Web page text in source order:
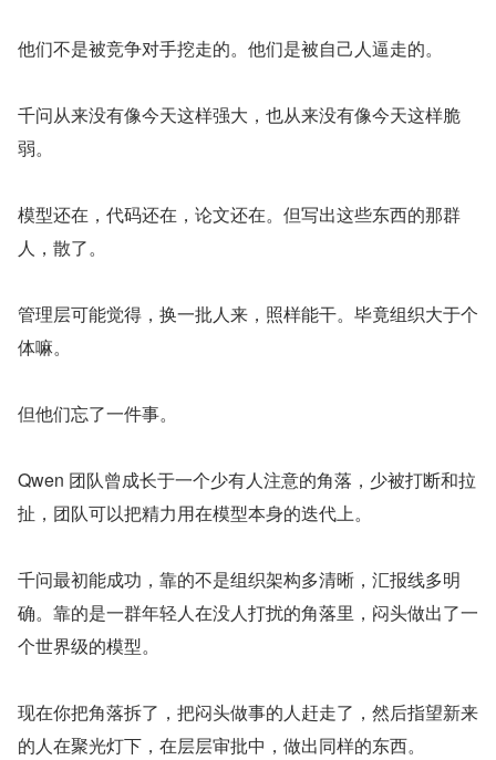
他们不是被竞争对手挖走的。他们是被自己人逼走的。
千问从来没有像今天这样强大，也从来没有像今天这样脆
弱。
模型还在，代码还在，论文还在。但写出这些东西的那群
人，散了。
管理层可能觉得，换一批人来，照样能干。毕竟组织大于个
体嘛。
但他们忘了一件事。
Qwen 团队曾成长于一个少有人注意的角落，少被打断和拉
扯，团队可以把精力用在模型本身的迭代上。
千问最初能成功，靠的不是组织架构多清晰，汇报线多明
确。靠的是一群年轻人在没人打扰的角落里，闷头做出了一
个世界级的模型。
现在你把角落拆了，把闷头做事的人赶走了，然后指望新来
的人在聚光灯下，在层层审批中，做出同样的东西。